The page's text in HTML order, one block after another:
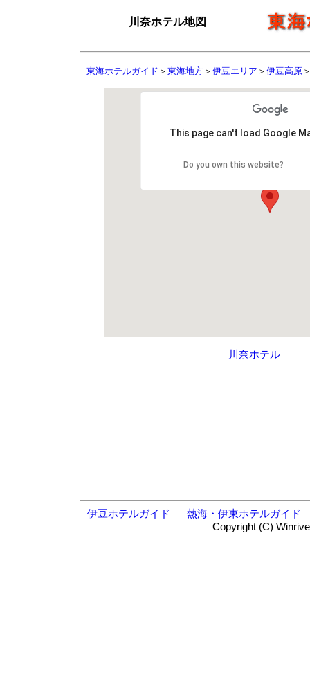
川奈ホテル地図
東海ホテルガイド ＞ 東海地方 ＞ 伊豆エリア ＞ 伊豆高原
This page can't load Google
Do you own this website?
川奈ホテル
伊豆ホテルガイド
熱海・伊東ホテルガイド
Copyright (C)